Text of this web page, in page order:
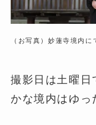
（お写真）妙蓮寺境内
撮影日は土曜日
かな境内はゆっ